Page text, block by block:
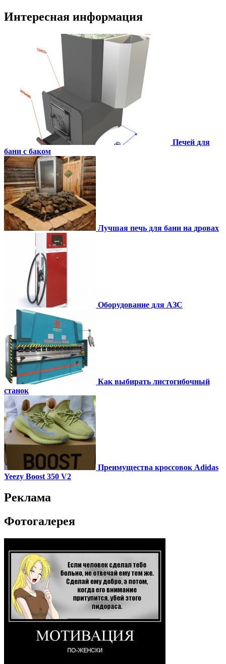
Интересная информация
Печей для
бани с баком
Лучшая печь для бани на дровах
Оборудование для АЗС
Как выбирать листогибочный
станок
Преимущества кроссовок Adidas
Yeezy Boost 350 V2
Реклама
Фотогалерея